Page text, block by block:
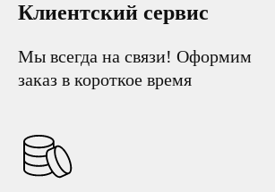
Клиентский сервис
Мы всегда на связи! Оформим
заказ в короткое время